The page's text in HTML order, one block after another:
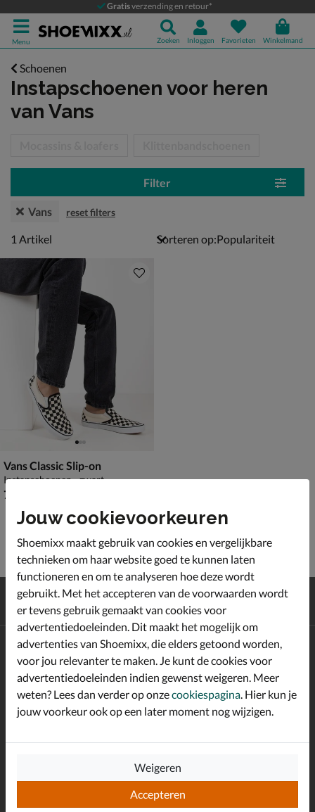
Gratisverzending en retour*
Menu Zoeken Inloggen Favorieten Winkelmand
Schoenen
Instapschoenen voor heren
van Vans
Filter
Vans reset filters
1 artikel
1 Artikel Sorteren op:
Vans Classic Slip-on
Instapschoenen - zwart
€ 79,99
79
Gratisverzending en retour*
Achterafbetalen
Altijd op de hoogte zijn?
Schrijf je in voor de Shoemixx nieuwsbrief en ontvang €10,-
welkomstkorting!
Inschrijven
Jouw cookievoorkeuren
Shoemixx maakt gebruik van cookies en vergelijkbare
technieken om haar website goed te kunnen laten
functioneren en om te analyseren hoe deze wordt
gebruikt. Met het accepteren van de voorwaarden wordt
er tevens gebruik gemaakt van cookies voor
advertentiedoeleinden. Dit maakt het mogelijk om
advertenties van Shoemixx, die elders getoond worden,
voor jou relevanter te maken. Je kunt de cookies voor
advertentiedoeleinden indien gewenst weigeren. Meer
weten? Lees dan verder op onzecookiespagina. Hier kun je
jouw voorkeur ook op een later moment nog wijzigen.
Accepteren
Weigeren